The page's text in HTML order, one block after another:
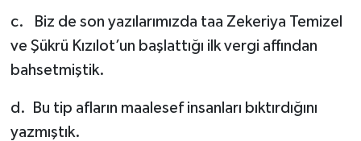
c.
Biz de son yazılarımızda taa Zekeriya Temizel
ve Şükrü Kızılot’un başlattığı ilk vergi affından
bahsetmiştik.
d.
Bu tip afların maalesef insanları bıktırdığını
yazmıştık.